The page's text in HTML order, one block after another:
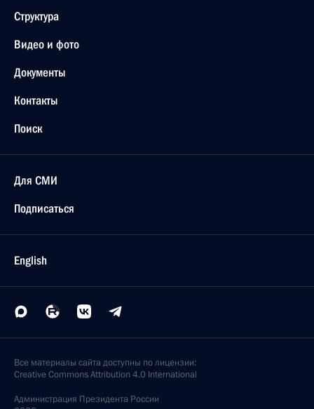
Структура
Видео и фото
Документы
Контакты
Поиск
Для СМИ
Подписаться
English
Все материалы сайта доступны по лицензии:
Creative Commons Attribution 4.0 International
Администрация Президента России